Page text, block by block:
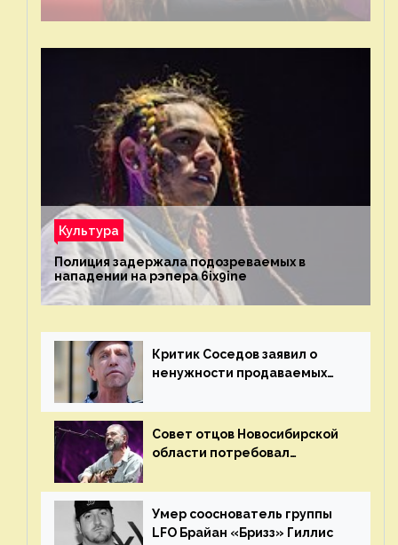
Культура
Полиция задержала подозреваемых в
нападении на рэпера 6ix9ine
Критик Соседов заявил о
ненужности продаваемых
Совет отцов Новосибирской
области потребовал
«Сплин»
Умер сооснователь группы
LFO Брайан «Бризз» Гиллис